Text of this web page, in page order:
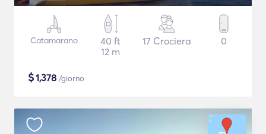
Catamarano
40 ft
12 m
17 Crociera 0
$1,378 /giorno